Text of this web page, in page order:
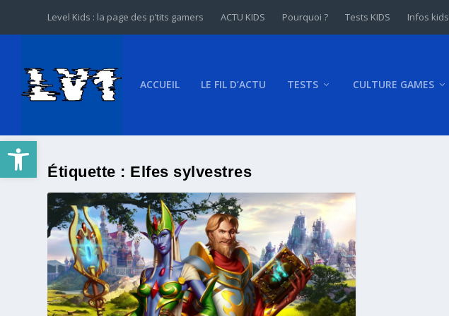
Ouvrir la barre d’outils
Level Kids : la page des p’tits gamers ACTU KIDS Pourquoi ? Tests KIDS Infos kids
ACCUEIL LE FIL D’ACTU TESTS CULTURE GAMES
Étiquette : Elfes sylvestres